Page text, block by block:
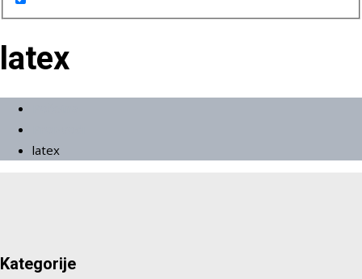
latex
latex
Kategorije